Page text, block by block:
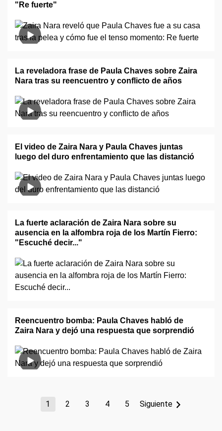
"Re fuerte"
La reveladora frase de Paula Chaves sobre Zaira
Nara tras su reencuentro y conflicto de años
El video de Zaira Nara y Paula Chaves juntas
luego del duro enfrentamiento que las distanció
La fuerte aclaración de Zaira Nara sobre su
ausencia en la alfombra roja de los Martín Fierro:
"Escuché decir..."
Reencuentro bomba: Paula Chaves habló de
Zaira Nara y dejó una respuesta que sorprendió
1 2 3 4 5 Siguiente